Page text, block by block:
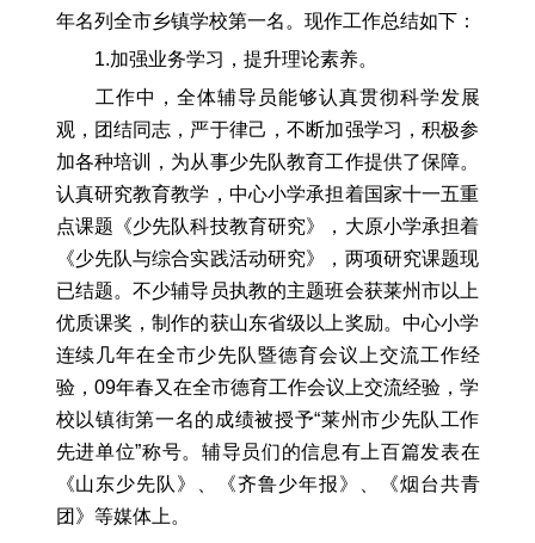
年名列全市乡镇学校第一名。现作工作总结如下：
1.加强业务学习，提升理论素养。
工作中，全体辅导员能够认真贯彻科学发展
观，团结同志，严于律己，不断加强学习，积极参
加各种培训，为从事少先队教育工作提供了保障。
认真研究教育教学，中心小学承担着国家十一五重
点课题《少先队科技教育研究》，大原小学承担着
《少先队与综合实践活动研究》，两项研究课题现
已结题。不少辅导员执教的主题班会获莱州市以上
优质课奖，制作的获山东省级以上奖励。中心小学
连续几年在全市少先队暨德育会议上交流工作经
验，09年春又在全市德育工作会议上交流经验，学
校以镇街第一名的成绩被授予“莱州市少先队工作
先进单位”称号。辅导员们的信息有上百篇发表在
《山东少先队》、《齐鲁少年报》、《烟台共青
团》等媒体上。